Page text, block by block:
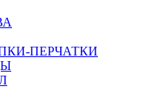
ПЕРЧАТКИ